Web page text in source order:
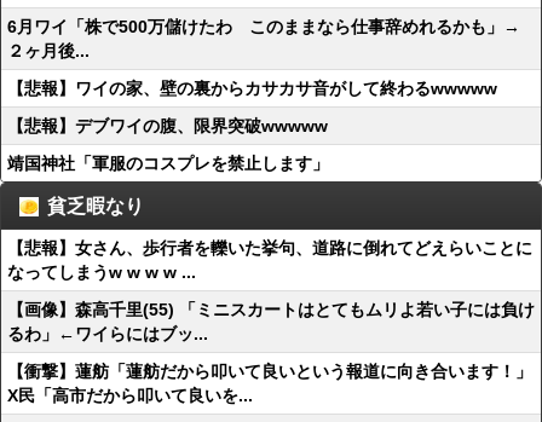
6月ワイ「株で500万儲けたわ このままなら仕事辞めれるかも」→
２ヶ月後...
【悲報】ワイの家、壁の裏からカサカサ音がして終わるwwwww
【悲報】デブワイの腹、限界突破wwwww
靖国神社「軍服のコスプレを禁止します」
貧乏暇なり
【悲報】女さん、歩行者を轢いた挙句、道路に倒れてどえらいことに
なってしまうw w w w ...
【画像】森高千里(55) 「ミニスカートはとてもムリよ若い子には負け
るわ」←ワイらにはブッ...
【衝撃】蓮舫「蓮舫だから叩いて良いという報道に向き合います！」
X民「高市だから叩いて良いを...